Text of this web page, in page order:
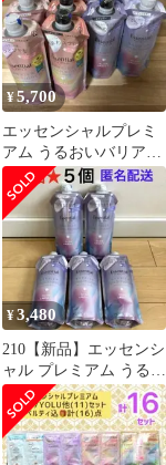
¥5,700
エッセンシャルプレミ
アム うるおいバリア
SPTRつめかえ まとめ
て
¥3,480
210【新品】エッセンシ
ャル プレミアム うるお
いバリアコンディショ
ナー 5個